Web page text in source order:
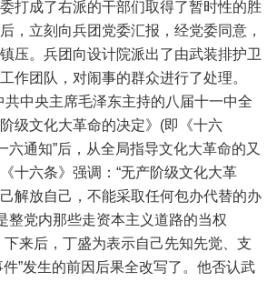
打成了右派的干部们取得了暂时性的胜
，立刻向兵团党委汇报，经党委同意，
压。兵团向设计院派出了由武装排护卫
作团队，对闹事的群众进行了处理。
共中央主席毛泽东主持的八届十一中全
级文化大革命的决定》(即《十六
六通知”后，从全局指导文化大革命的又
十六条》强调：“无产阶级文化大革
解放自己，不能采取任何包办代替的办
整党内那些走资本主义道路的当权
下来后，丁盛为表示自己先知先觉、支
”发生的前因后果全改写了。他否认武